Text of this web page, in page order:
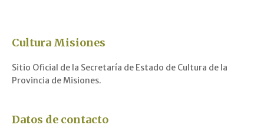
Cultura Misiones
Sitio Oficial de la Secretaría de Estado de Cultura de la
Provincia de Misiones.
Datos de contacto